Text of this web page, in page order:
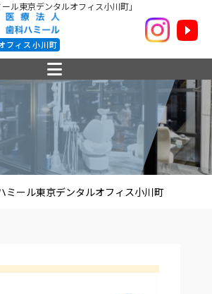
ル東京デンタルオフィス小川町」
フィス小川町
ミール東京デンタルオフィス小川町